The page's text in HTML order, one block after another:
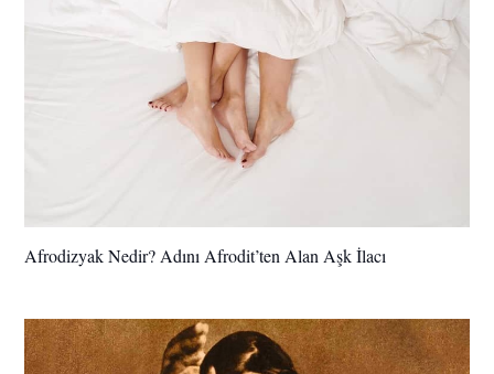
Afrodizyak Nedir? Adını Afrodit’ten Alan Aşk İlacı